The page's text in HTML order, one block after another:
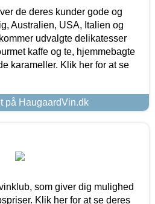
de deres kunder gode og
Australien, USA, Italien og
udvalgte delikatesser
kaffe og te, hjemmebagte
karameller. Klik her for at se
på HaugaardVin.dk
som giver dig mulighed
Klik her for at se deres